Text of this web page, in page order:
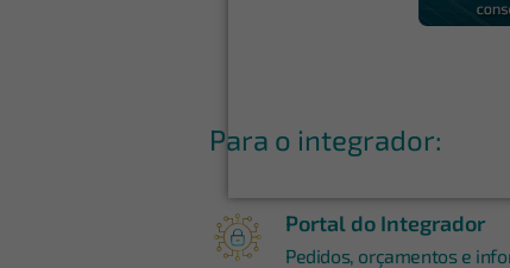
Para o integrador:
Portal do Integrador
Pedidos, orçamentos e